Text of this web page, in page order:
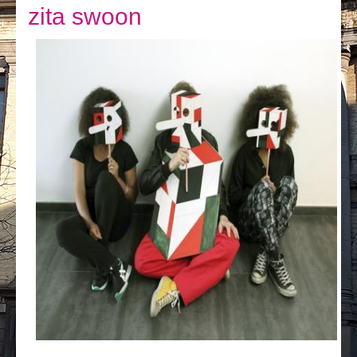
Je visite
Actualités
E-guichet / Prendre RDV
Actualités
zita swoon